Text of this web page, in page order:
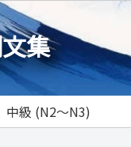
集
中級 (N2～N3)